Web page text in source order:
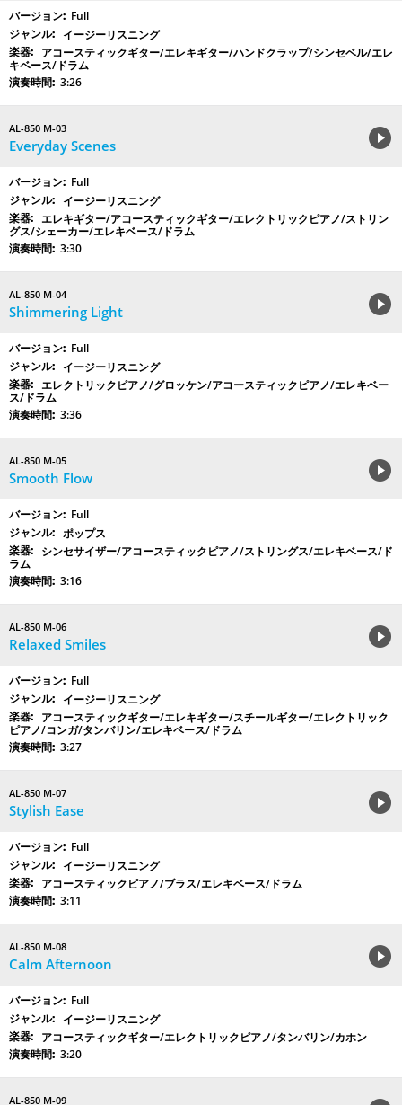
Full
イージーリスニング
アコースティックギター/エレキギター/ハンドクラップ/シンセベル/エレ
キベース/ドラム
3:26
AL-850 M-03
Everyday Scenes
Full
イージーリスニング
エレキギター/アコースティックギター/エレクトリックピアノ/ストリン
グス/シェーカー/エレキベース/ドラム
3:30
AL-850 M-04
Shimmering Light
Full
イージーリスニング
エレクトリックピアノ/グロッケン/アコースティックピアノ/エレキベー
ス/ドラム
3:36
AL-850 M-05
Smooth Flow
Full
ポップス
シンセサイザー/アコースティックピアノ/ストリングス/エレキベース/ド
ラム
3:16
AL-850 M-06
Relaxed Smiles
Full
イージーリスニング
アコースティックギター/エレキギター/スチールギター/エレクトリック
ピアノ/コンガ/タンバリン/エレキベース/ドラム
3:27
AL-850 M-07
Stylish Ease
Full
イージーリスニング
アコースティックピアノ/ブラス/エレキベース/ドラム
3:11
AL-850 M-08
Calm Afternoon
Full
イージーリスニング
アコースティックギター/エレクトリックピアノ/タンバリン/カホン
3:20
AL-850 M-09